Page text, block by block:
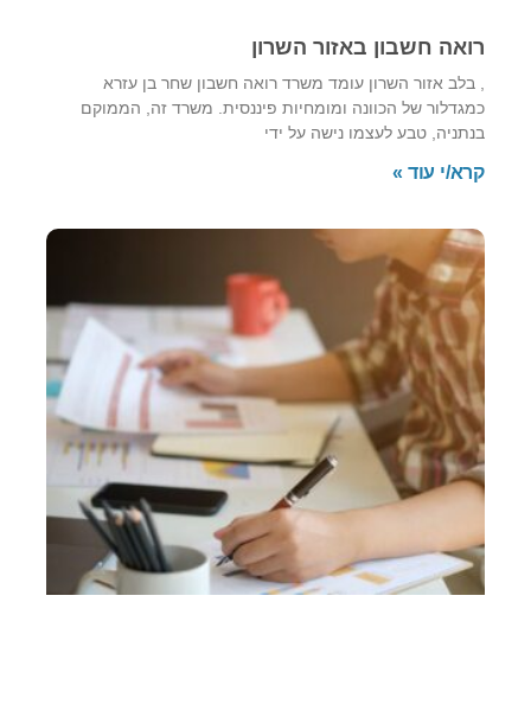
רואה חשבון באזור השרון
, בלב אזור השרון עומד משרד רואה חשבון שחר בן עזרא
כמגדלור של הכוונה ומומחיות פיננסית. משרד זה, הממוקם
בנתניה, טבע לעצמו נישה על ידי
קרא/י עוד »